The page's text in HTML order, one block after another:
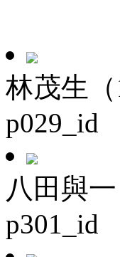
林茂生（
p029_id
八田與一
p301_id